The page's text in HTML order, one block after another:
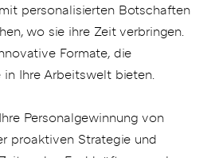
personalisierten Botschaften
wo sie ihre Zeit verbringen.
Formate, die
in Ihre Arbeitswelt bieten.
Personalgewinnung von
proaktiven Strategie und